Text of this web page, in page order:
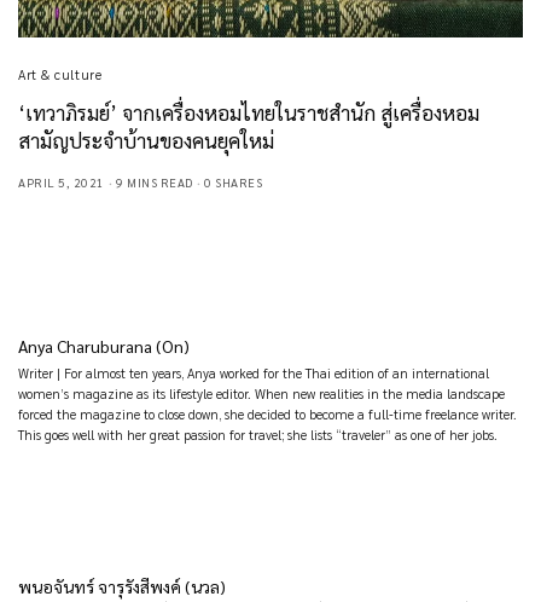
Art & culture
‘เทวาภิรมย์’ จากเครื่องหอมไทยในราชสำนัก สู่เครื่องหอม
สามัญประจำบ้านของคนยุคใหม่
APRIL 5, 2021 9 MINS READ 0 SHARES
Anya Charuburana (On)
Writer | For almost ten years, Anya worked for the Thai edition of an international
women’s magazine as its lifestyle editor. When new realities in the media landscape
forced the magazine to close down, she decided to become a full-time freelance writer.
This goes well with her great passion for travel; she lists “traveler” as one of her jobs.
พนอจันทร์ จารุรังสีพงค์ (นวล)